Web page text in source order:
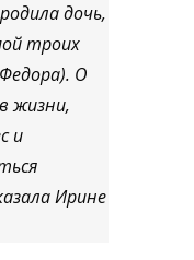
дочь,
троих
О
жизни,
и
Ирине